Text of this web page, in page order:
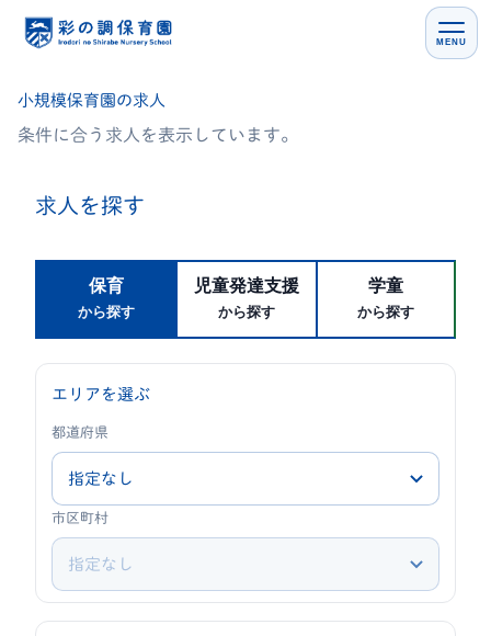
MENU
小規模保育園の求人
条件に合う求人を表示しています。
求人を探す
保育
から探す
児童発達支援
から探す
学童
から探す
エリアを選ぶ
都道府県
市区町村